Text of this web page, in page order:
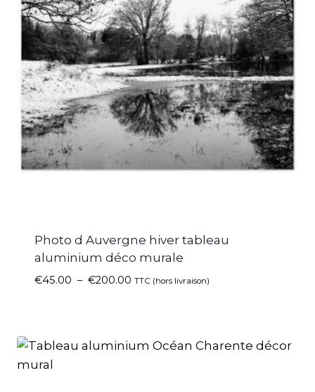
Photo d Auvergne hiver tableau
aluminium déco murale
€45.00 – €200.00 TTC (hors livraison)